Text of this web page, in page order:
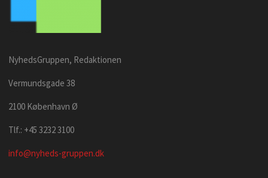
NyhedsGruppen, Redaktionen
Vermundsgade 38
2100 København Ø
Tlf.: +45 3232 3100
info@nyheds-gruppen.dk